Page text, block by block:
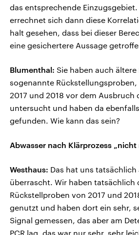
das entsprechende Einzugsgebiet.
errechnet sich dann diese
halt gesehen, dass bei dieser
eine gesichertere Aussage
Blumenthal: Sie haben auch ältere
sogenannte Rückstellungsproben,
2017 und 2018 vor dem Ausbruch
untersucht und haben da
gefunden. Wie kann das sein?
Abwasser nach Klärprozess
Westhaus: Das hat uns tatsächlich
überrascht. Wir haben tatsächlich
Rückstellproben von 2017 und
genutzt und haben dort ein sehr,
Signal gemessen, das aber am
PCR lag, das war nur sehr, sehr